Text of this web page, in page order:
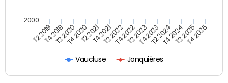
Vaucluse Jonquières
T2 2019T4 2019T2 2020T4 2020T2 2021T4 2021T2 2022T4 2022T2 2023T4 2023T2 2024T4 2024T2 2025T4 2025
2000